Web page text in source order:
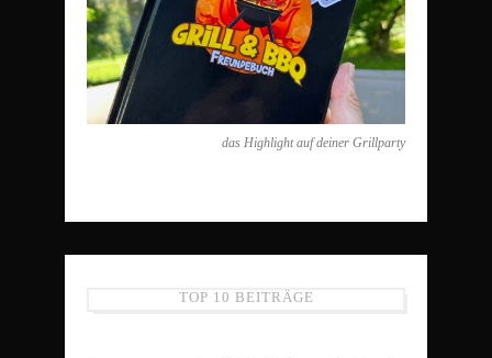
das Highlight auf deiner Grillparty
TOP 10 BEITRÄGE